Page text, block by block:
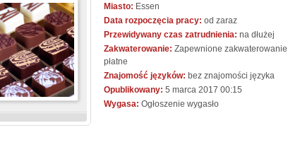
Miasto: Essen
Data rozpoczęcia pracy: od zaraz
Przewidywany czas zatrudnienia: na dłużej
Zakwaterowanie: Zapewnione zakwaterowanie
płatne
Znajomość języków: bez znajomości języka
Opublikowany: 5 marca 2017 00:15
Wygasa: Ogłoszenie wygasło